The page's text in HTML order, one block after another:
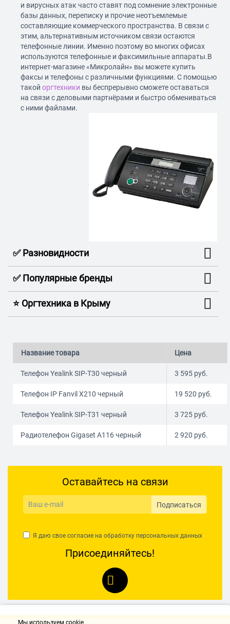
и вирусных атак часто ставят под сомнение электронные
базы данных, переписку и прочие неотъемлемые
составляющие коммерческого пространства. В связи с
этим, альтернативным источником связи остаются
телефонные линии. Именно поэтому во многих офисах
используются телефонные и факсимильные аппараты.В
интернет-магазине «Микролайн» вы можете купить
факсы и телефоны с различными функциями. С помощью
такой оргтехники вы беспрерывно сможете оставаться
на связи с деловыми партнёрами и быстро обмениваться
с ними файлами.
✅ Разновидности
✅ Популярные бренды
⭐️ Оргтехника в Крыму
Название товара Цена
Телефон Yealink SIP-T30 черный 3 595 руб.
Телефон IP Fanvil X210 черный 19 520 руб.
Телефон Yealink SIP-T31 черный 3 725 руб.
Радиотелефон Gigaset A116 черный 2 920 руб.
Оставайтесь на связи
Подписаться
Я даю свое согласие на обработку персональных данных
Присоединяйтесь!
Мы используем cookie